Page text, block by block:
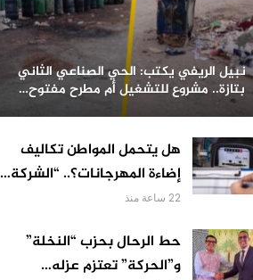
نبيل الريفي يكتب: الحي الصناعي الثاني
بتازة.. مشروع للتشغيل أم مطرح مفتوح…
هل يتحمل المواطن تكاليف
إضاءة المهرجانات؟.. “الشركة…
22 ساعة منذ
حط الرحال بحزب “النخلة”
و”الحركة” تعتزم عزله…